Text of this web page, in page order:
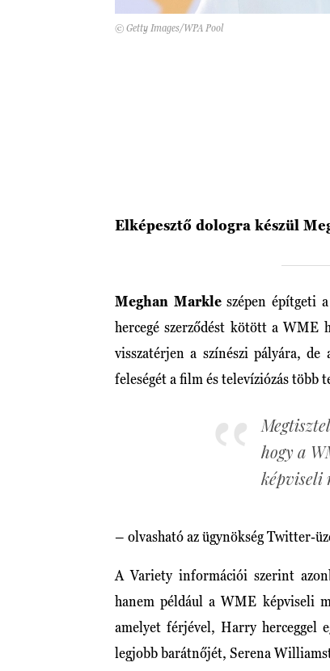
© Getty Images/WPA Pool
Elképesztő dologra készül
Meghan Markleszépen építgeti
hercegé szerződést kötött a WME
visszatérjen a színészi pályára,
feleségét a film és televíziózás több
hogy a
képviseli
– olvasható az ügynökség Twitter-
A Variety információi szerint
hanem például a WME képviseli
amelyet férjével, Harry herceggel
legjobb barátnőjét, Serena